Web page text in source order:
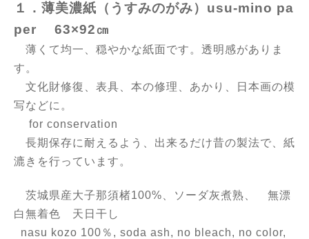
１．薄美濃紙（うすみのがみ）usu-mino pa
per 63×92㎝
薄くて均一、穏やかな紙面です。 透明感がありま
す。
文化財修復、表具、本の修理、あかり、日本画の模
写などに。
for conservation
長期保存に耐えるよう、 出来るだけ昔の製法で、紙
漉きを行っています。
茨城県産大子那須楮100%、ソーダ灰煮熟、 無漂
白無着色 天日干し
nasu kozo 100％, soda ash, no bleach, no color,